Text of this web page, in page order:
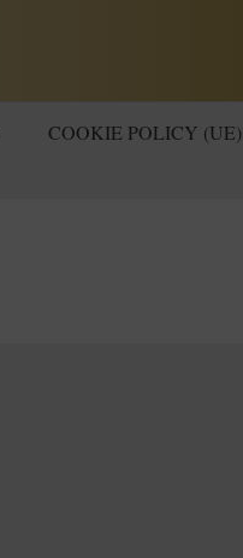
COOKIE POLICY (UE)